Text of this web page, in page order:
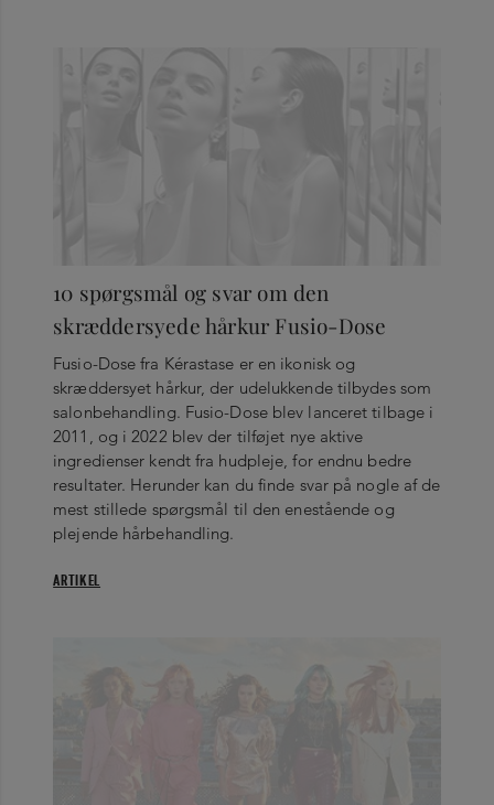
10 spørgsmål og svar om den
skræddersyede hårkur Fusio-Dose
Fusio-Dose fra Kérastase er en ikonisk og
skræddersyet hårkur, der udelukkende tilbydes som
salonbehandling. Fusio-Dose blev lanceret tilbage i
2011, og i 2022 blev der tilføjet nye aktive
ingredienser kendt fra hudpleje, for endnu bedre
resultater. Herunder kan du finde svar på nogle af de
mest stillede spørgsmål til den enestående og
plejende hårbehandling.
ARTIKEL